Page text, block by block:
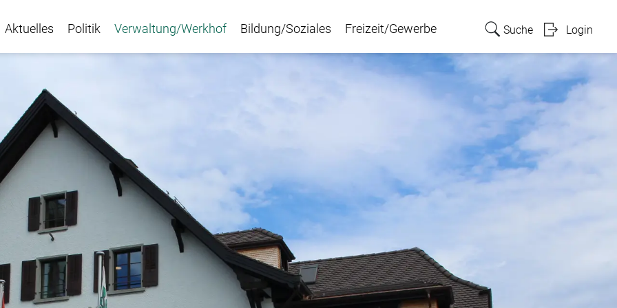
Aktuelles Politik Verwaltung/Werkhof Bildung/Soziales Freizeit/Gewerbe Suche Login